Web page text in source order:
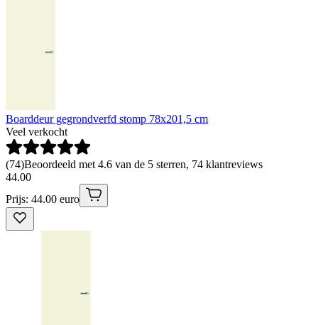
Boarddeur gegrondverfd stomp 78x201,5 cm
Veel verkocht
(74)Beoordeeld met 4.6 van de 5 sterren, 74 klantreviews
44.00
Prijs: 44.00 euro